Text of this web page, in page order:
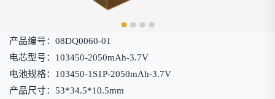
产品编号：08DQ0060-01
电芯型号：103450-2050mAh-3.7V
电池规格：103450-1S1P-2050mAh-3.7V
产品尺寸：53*34.5*10.5mm